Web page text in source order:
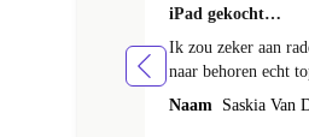
iPad gekocht…
Ik zou zeker aan
naar behoren echt
Naam Saskia Van